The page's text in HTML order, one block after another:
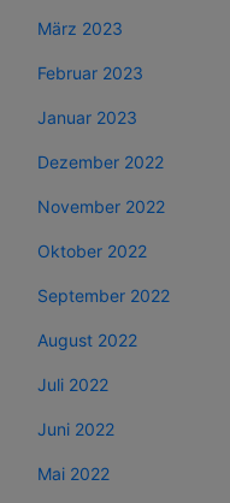
März 2023
Februar 2023
Januar 2023
Dezember 2022
November 2022
Oktober 2022
September 2022
August 2022
Juli 2022
Juni 2022
Mai 2022